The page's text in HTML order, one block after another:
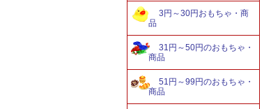
3円～30円おもちゃ・商
品
31円～50円のおもちゃ・
商品
51円～99円のおもちゃ・
商品